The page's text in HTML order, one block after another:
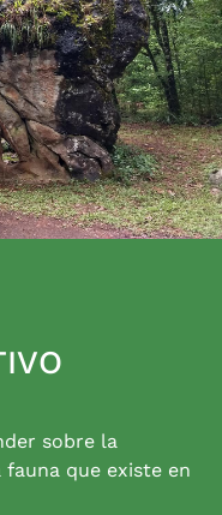
sobre la
que existe en